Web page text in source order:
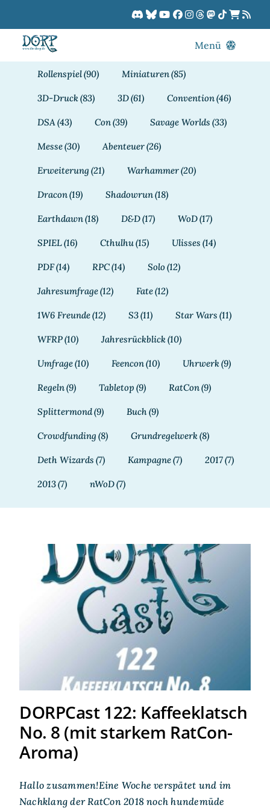
springen
Menü
Rollenspiel(90) Miniaturen(85)
3D-Druck(83) 3D(61) Convention(46)
DSA (43) Con(39) Savage Worlds (33)
Messe(30) Abenteuer(26)
Erweiterung (21) Warhammer(20)
Dracon(19) Shadowrun(18)
Earthdawn(18) D&D(17) WoD(17)
SPIEL(16) Cthulhu(15) Ulisses (14)
PDF(14) RPC(14) Solo(12)
Jahresumfrage(12) Fate(12)
1W6 Freunde(12) S3(11) Star Wars (11)
WFRP(10) Jahresrückblick(10)
Umfrage(10) Feencon(10) Uhrwerk(9)
Regeln(9) Tabletop (9) RatCon(9)
Splittermond(9) Buch(9)
Crowdfunding (8) Grundregelwerk(8)
Deth Wizards (7) Kampagne(7) 2017(7)
2013(7) nWoD(7)
DORPCast 122:
Kaffeeklatsch No. 8 (mit
starkem RatCon-Aroma)
DORPCast 122: Kaffeeklatsch
No. 8 (mit starkem RatCon-
Aroma)
Hallo zusammen!Eine Woche verspätet und im
Nachklang der RatCon 2018 noch hundemüde